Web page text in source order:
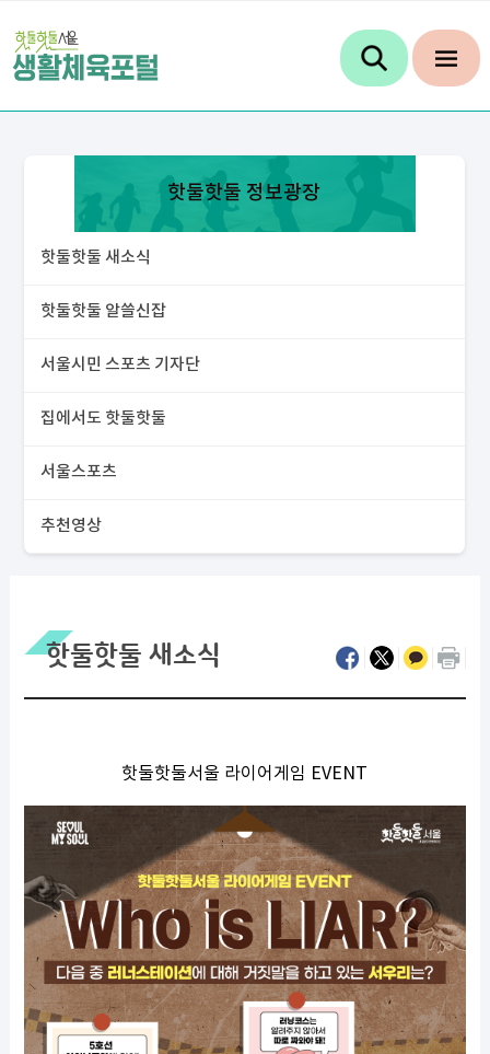
핫둘핫둘 정보광장
핫둘핫둘 새소식
핫둘핫둘 알쓸신잡
서울시민 스포츠 기자단
집에서도 핫둘핫둘
서울스포츠
추천영상
핫둘핫둘 새소식
핫둘핫둘서울 라이어게임 EVENT